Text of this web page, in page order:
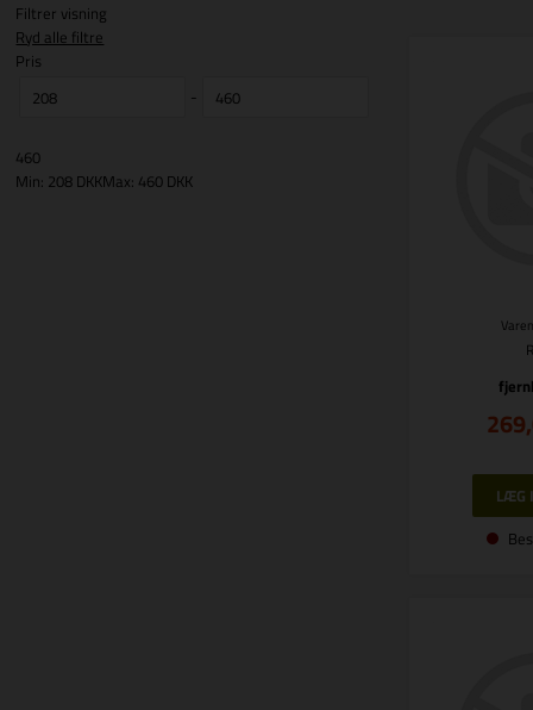
Filtrer visning
Ryd alle filtre
Pris
-
460
Min: 208 DKKMax: 460 DKK